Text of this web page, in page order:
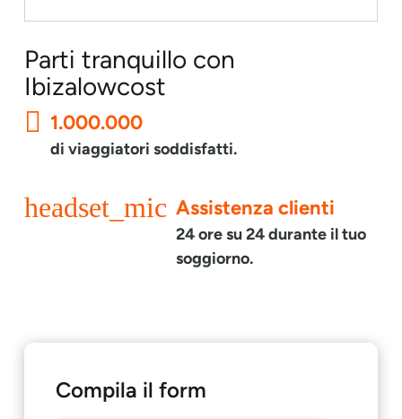
Parti tranquillo con
Ibizalowcost
1.000.000
di viaggiatori soddisfatti.
headset_mic Assistenza clienti
24 ore su 24 durante il tuo
soggiorno.
Compila il form